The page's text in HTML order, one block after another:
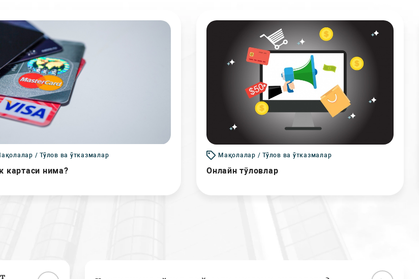
/ Тўлов ва ўтказмалар
картаси нима?
Мақолалар / Тўлов ва ўтказмалар
Онлайн тўловлар